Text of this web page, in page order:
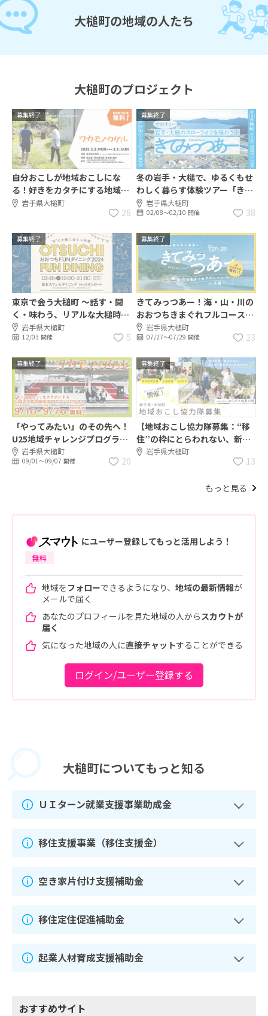
大槌町の地域の人たち
大槌町のプロジェクト
募集終了
自分おこしが地域おこしにな
る！好きをカタチにする地域チ
ャレンジプログラム『ワカモノ
岩手県大槌町
26
募集終了
冬の岩手・大槌で、ゆるくもせ
わしく暮らす体験ツアー「きて
みっつあー」開催！
岩手県大槌町
02/08〜02/10 開催 38
募集終了
東京で会う大槌町 ～話す・聞
く・味わう、リアルな大槌時間
～ 岩手県大槌町
12/03 開催 5
募集終了
きてみっつあー！海・山・川の
おおつちきまぐれフルコース☆
移住体験ツアー開催☆
岩手県大槌町
07/27〜07/29 開催 23
募集終了
「やってみたい」のその先へ！
U25地域チャレンジプログラム
『ワカモノカケル』参加者募
集！
岩手県大槌町
09/01〜09/07 開催 20
募集終了
【地域おこし協力隊募集：“移
住”の枠にとらわれない、新た
な取り組みへ】岩手県大槌町
岩手県大槌町
13
もっと見る
にユーザー登録してもっと活用しよう！
無料
地域をフォローできるようになり、 地域の最新情報が
メールで届く
あなたのプロフィールを見た地域の人から スカウトが
届く
気になった地域の人に直接チャットすることができる
ログイン/ユーザー登録する
大槌町についてもっと知る
ＵＩターン就業支援事業助成金
移住支援事業（移住支援金）
空き家片付け支援補助金
移住定住促進補助金
起業人材育成支援補助金
おすすめサイト